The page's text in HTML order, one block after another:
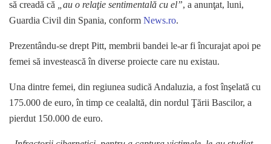
să creadă că „au o relaţie sentimentală cu el”, a anunţat, luni,
Guardia Civil din Spania, conform News.ro.
Prezentându-se drept Pitt, membrii bandei le-ar fi încurajat apoi pe
femei să investească în diverse proiecte care nu existau.
Una dintre femei, din regiunea sudică Andaluzia, a fost înşelată cu
175.000 de euro, în timp ce cealaltă, din nordul Ţării Bascilor, a
pierdut 150.000 de euro.